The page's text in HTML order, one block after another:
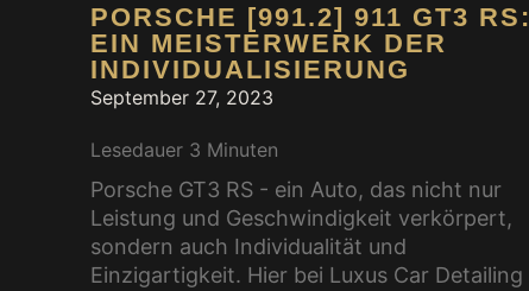
PORSCHE [991.2] 911 GT3 RS:
EIN MEISTERWERK DER
INDIVIDUALISIERUNG
September 27, 2023
Lesedauer 3 Minuten
Porsche GT3 RS - ein Auto, das nicht nur
Leistung und Geschwindigkeit verkörpert,
sondern auch Individualität und
Einzigartigkeit. Hier bei Luxus Car Detailing